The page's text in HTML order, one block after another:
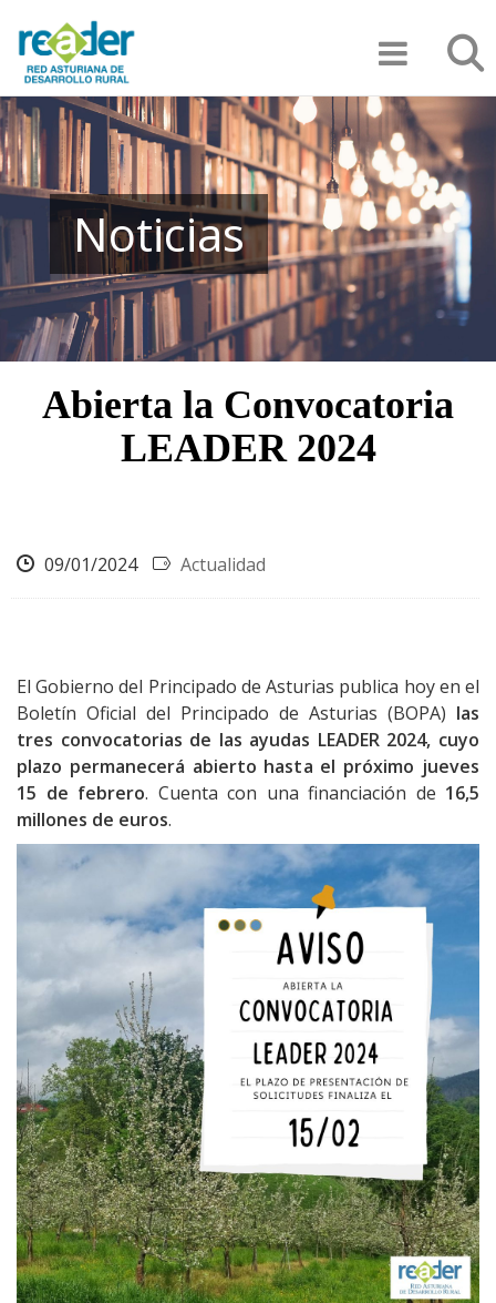
contenido
principal
Noticias
Abierta la Convocatoria
LEADER 2024
09/01/2024 Actualidad
El Gobierno del Principado de Asturias publica hoy en el
Boletín Oficial del Principado de Asturias (BOPA) las
tres convocatorias de las ayudas LEADER 2024, cuyo
plazo permanecerá abierto hasta el próximo jueves
15 de febrero. Cuenta con una financiación de 16,5
millones de euros.